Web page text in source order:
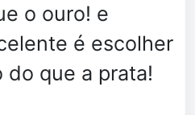
o ouro! e
é escolher
que a prata!